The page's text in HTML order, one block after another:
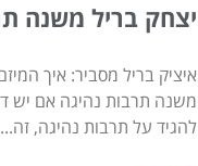
יצחק בריל משנה
איציק בריל מסביר: איך
משנה תרבות נהיגה אם יש
להגיד על תרבות נהיגה, זה...